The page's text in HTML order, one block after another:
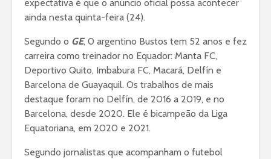
expectativa é que o anúncio oficial possa acontecer
ainda nesta quinta-feira (24).
Segundo o GE, 0 argentino Bustos tem 52 anos e fez
carreira como treinador no Equador: Manta FC,
Deportivo Quito, Imbabura FC, Macará, Delfín e
Barcelona de Guayaquil. Os trabalhos de mais
destaque foram no Delfín, de 2016 a 2019, e no
Barcelona, desde 2020. Ele é bicampeão da Liga
Equatoriana, em 2020 e 2021.
Segundo jornalistas que acompanham o futebol